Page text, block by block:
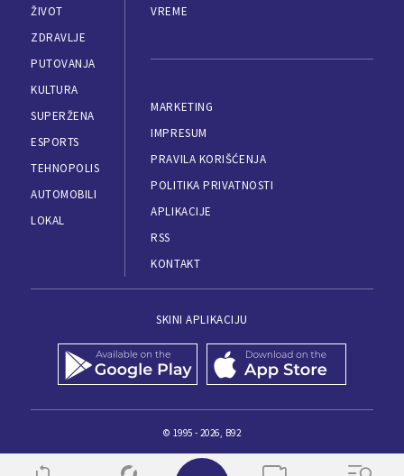
ŽIVOT
ZDRAVLJE
PUTOVANJA
KULTURA
SUPERŽENA
ESPORTS
TEHNOPOLIS
AUTOMOBILI
LOKAL
VREME
MARKETING
IMPRESUM
PRAVILA KORIŠĆENJA
POLITIKA PRIVATNOSTI
APLIKACIJE
RSS
KONTAKT
SKINI APLIKACIJU
© 1995 - 2026, B92